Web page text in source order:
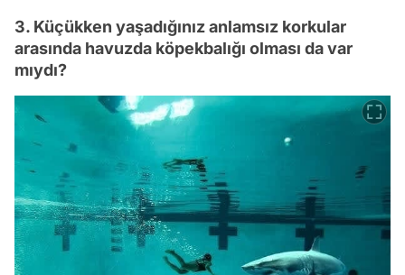
3. Küçükken yaşadığınız anlamsız korkular
arasında havuzda köpekbalığı olması da var
mıydı?